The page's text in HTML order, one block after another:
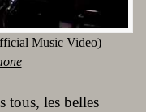
Music Video)
tous, les belles